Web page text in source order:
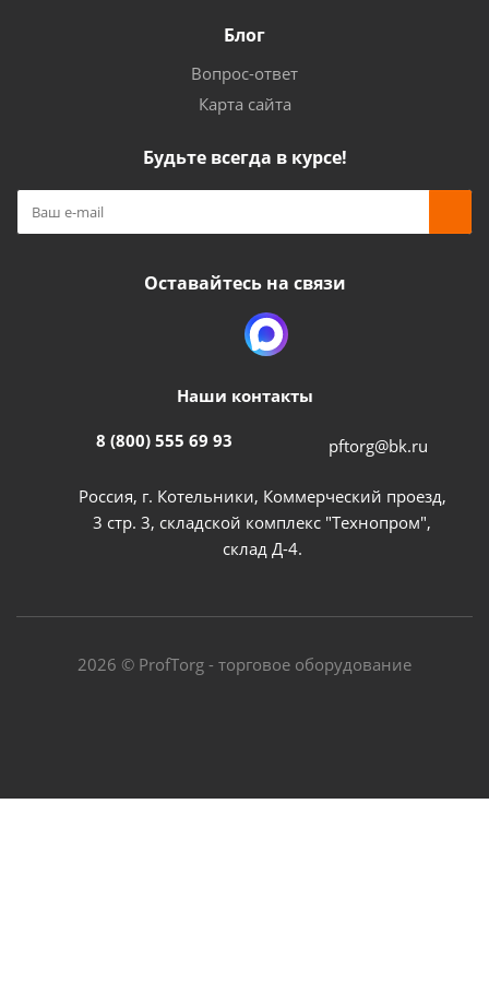
Блог
Вопрос-ответ
Карта сайта
Будьте всегда в курсе!
Оставайтесь на связи
Наши контакты
8 (800) 555 69 93 pftorg@bk.ru
Россия, г. Котельники, Коммерческий проезд,
3 стр. 3, складской комплекс "Технопром",
склад Д-4.
2026 © ProfTorg - торговое оборудование